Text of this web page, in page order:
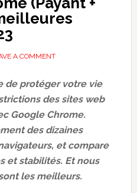
A COMMENT
de protéger votre vie
des sites web
Google Chrome.
des dizaines
et compare
et stabilités. Et nous
les meilleurs.